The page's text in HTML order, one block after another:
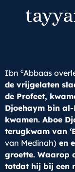
Ibn cAbbaas
de vrijgelaten
de Profeet,
Djoehaym bin
kwamen. Aboe
terugkwam van
van Medinah) en
groette. Waarop
totdat hij bij een